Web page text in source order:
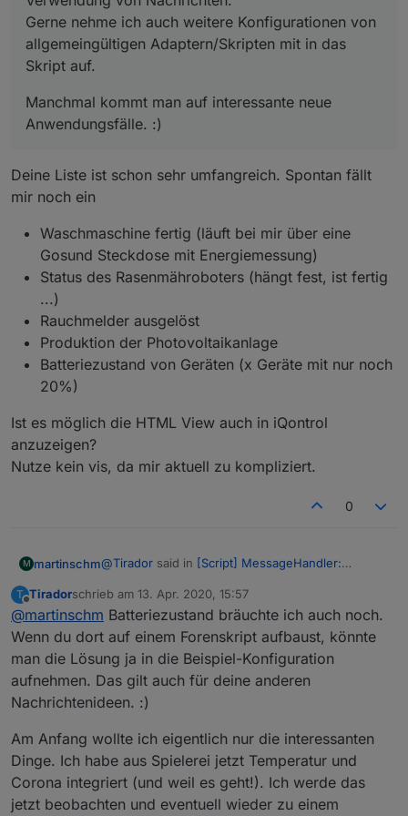
Verfügung:
einfache HTML-Tabelle (ohne
mit Datenpunkt
{0_userdata.0.messageHandler.messages.markdo
Material Design CSS 2.0 Card für Uhula.
Nachrichten können mit einem VIS-View
verknüpft werden. Aus dem VIS Widget kann
somit direkt in den View verzweigt werden.
Mit einer Nachricht können ein oder mehrere
Ereignisse ausgelöst werden:
Senden einer Email
Nachrichtendefinition: Nachrichten werden über
bestimmt, darunter:
Icon für die VIS Ausgabe
Farbe des Icons
VIS-View
Nachrichtenereignis (Senden eines
Telegrams / Email)
Gerne nehme ich auch weitere Konfigurationen von
allgemeingültigen Adaptern/Skripten mit in das
Skript auf.
Manchmal kommt man auf interessante neue
Anwendungsfälle. :)
Deine Liste ist schon sehr umfangreich. Spontan fällt
mir noch ein
Waschmaschine fertig (läuft bei mir über eine
Gosund Steckdose mit Energiemessung)
Status des Rasenmähroboters (hängt fest, ist fertig
...)
Rauchmelder ausgelöst
Produktion der Photovoltaikanlage
Batteriezustand von Geräten (x Geräte mit nur noch
20%)
Ist es möglich die HTML View auch in iQontrol
anzuzeigen?
Nutze kein vis, da mir aktuell zu kompliziert.
0
M martinschm@Tirador said in [Script] MessageHandler:
@martinschmBesten Dank. :)
Interessant sind natürlich auch die
Anwendungen / Verwendung von
Nachrichten.
Gerne nehme ich auch weitere
Konfigurationen von allgemeingültigen
Adaptern/Skripten mit in das Skript auf.
Manchmal kommt man auf interessante neue
Anwendungsfälle. :)
Deine Liste ist schon sehr umfangreich. Spontan
fällt mir noch ein
Waschmaschine fertig (läuft bei mir über eine
Gosund Steckdose mit Energiemessung)
Status des Rasenmähroboters (hängt fest, ist
fertig ...)
Rauchmelder ausgelöst
Produktion der Photovoltaikanlage
Batteriezustand von Geräten (x Geräte mit
nur noch 20%)
Ist es möglich die HTML View auch in iQontrol
anzuzeigen?
Nutze kein vis, da mir aktuell zu kompliziert.
T
Offline
Tiradorschrieb am 13. Apr. 2020, 15:57
zuletzt editiert von
@martinschm Batteriezustand bräuchte ich auch noch.
Wenn du dort auf einem Forenskript aufbaust, könnte
man die Lösung ja in die Beispiel-Konfiguration
aufnehmen. Das gilt auch für deine anderen
Nachrichtenideen. :)
Am Anfang wollte ich eigentlich nur die interessanten
Dinge. Ich habe aus Spielerei jetzt Temperatur und
Corona integriert (und weil es geht!). Ich werde das
jetzt beobachten und eventuell wieder zu einem